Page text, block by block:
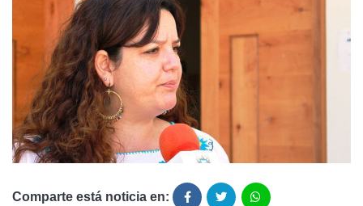
Comparte está noticia en: